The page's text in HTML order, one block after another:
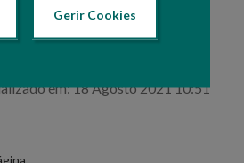
Gerir Cookies
ou ações associadas às
em: 18 Agosto 2021 10:51